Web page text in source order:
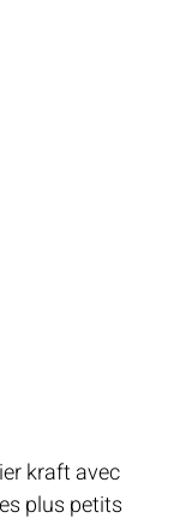
kraft avec
plus petits